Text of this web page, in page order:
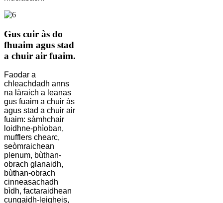
Gus cuir às do
fhuaim agus stad
a chuir air fuaim.
Faodar a
chleachdadh anns
na làraich a leanas
gus fuaim a chuir às
agus stad a chuir air
fuaim: sàmhchair
loidhne-phìoban,
mufflers chearc,
seòmraichean
plenum, bùthan-
obrach glanaidh,
bùthan-obrach
cinneasachadh
bìdh, factaraidhean
cungaidh-leigheis,